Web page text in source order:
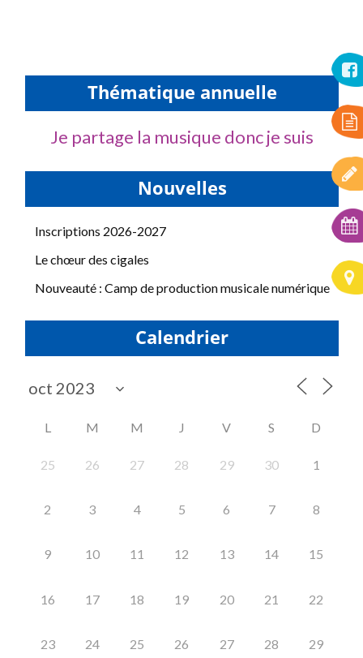
Thématique annuelle
Je partage la musique donc je suis
Nouvelles
Inscriptions 2026-2027
Le chœur des cigales
Nouveauté : Camp de production musicale numérique
Calendrier
L M M J V S D
25 26 27 28 29 30 1
2 3 4 5 6 7 8
9 10 11 12 13 14 15
16 17 18 19 20 21 22
23 24 25 26 27 28 29